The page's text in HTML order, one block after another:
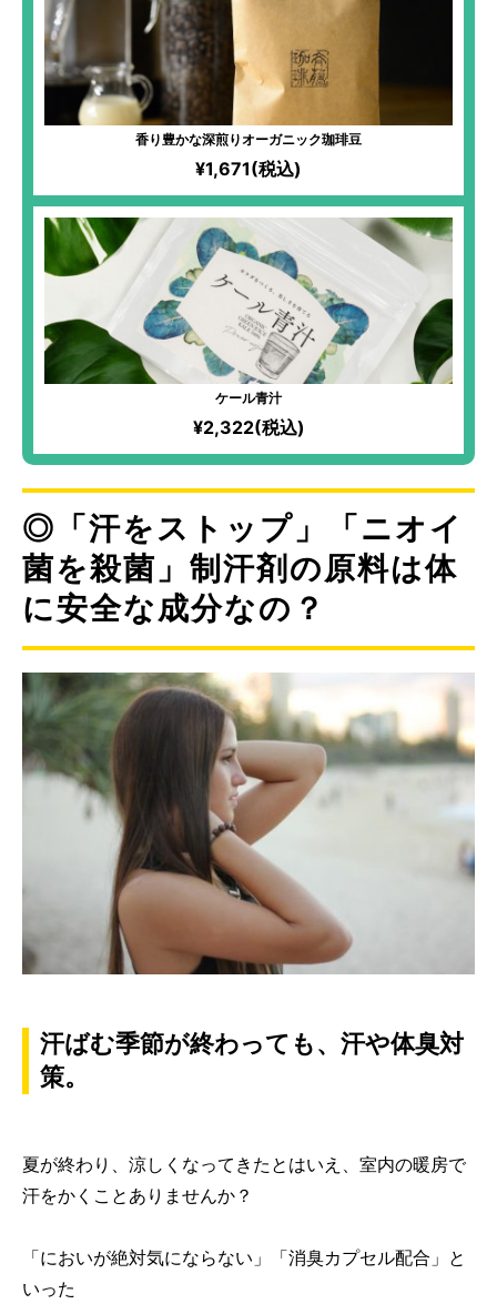
香り豊かな深煎りオーガニック珈琲豆
¥1,671(税込)
ケール青汁
¥2,322(税込)
◎「汗をストップ」「ニオイ
菌を殺菌」制汗剤の原料は体
に安全な成分なの？
汗ばむ季節が終わっても、汗や体臭対
策。
夏が終わり、涼しくなってきたとはいえ、室内の暖房で
汗をかくことありませんか？
「においが絶対気にならない」「消臭カプセル配合」と
いった